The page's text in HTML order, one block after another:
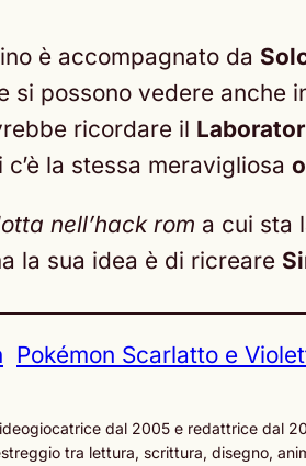
è accompagnato da
si possono vedere anche
ricordare il
la stessa meravigliosa
nell’hack rom a cui sta
la sua idea è di ricreare
Pokémon Scarlatto e
dal 2005 e redattrice dal
tra lettura, scrittura, disegno,